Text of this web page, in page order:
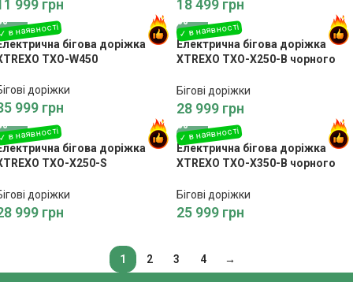
999 грн 18 499 грн
бігова доріжка
TXO-W450
доріжки
999 грн
Електрична бігова доріжка
XTREXO TXO-X250-B чорного
Бігові доріжки
28 999 грн
бігова доріжка
TXO-X250-S
доріжки
999 грн
Електрична бігова доріжка
XTREXO TXO-X350-B чорного
Бігові доріжки
25 999 грн
1 2 3 4 →